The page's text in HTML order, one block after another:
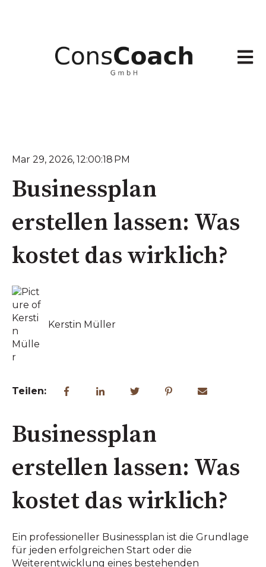
Mar 29, 2026, 12:00:18 PM
Businessplan
erstellen lassen: Was
kostet das wirklich?
Kerstin Müller
Teilen:
Businessplan
erstellen lassen: Was
kostet das wirklich?
Ein professioneller Businessplan ist die Grundlage
für jeden erfolgreichen Start oder die
Weiterentwicklung eines bestehenden